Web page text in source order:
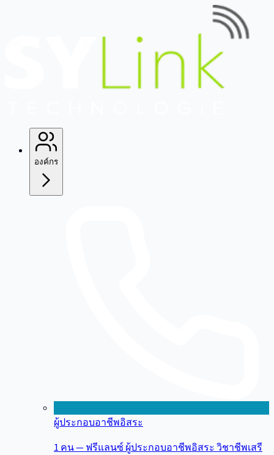
องค์กร
ผู้ประกอบอาชีพอิสระ
1 คน — ฟรีแลนซ์ ผู้ประกอบอาชีพอิสระ วิชาชีพเสรี